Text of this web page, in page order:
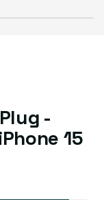
-
15